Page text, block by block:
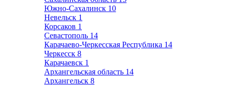
Южно-Сахалинск 10
Невельск 1
Корсаков 1
Севастополь 14
Карачаево-Черкесская Республика 14
Черкесск 8
Карачаевск 1
Архангельская область 14
Архангельск 8